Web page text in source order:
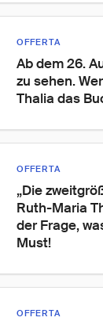
OFFERTA
Ab dem 26.
zu sehen.
Thalia das
OFFERTA
„Die
Ruth-Maria
der Frage,
Must!
OFFERTA